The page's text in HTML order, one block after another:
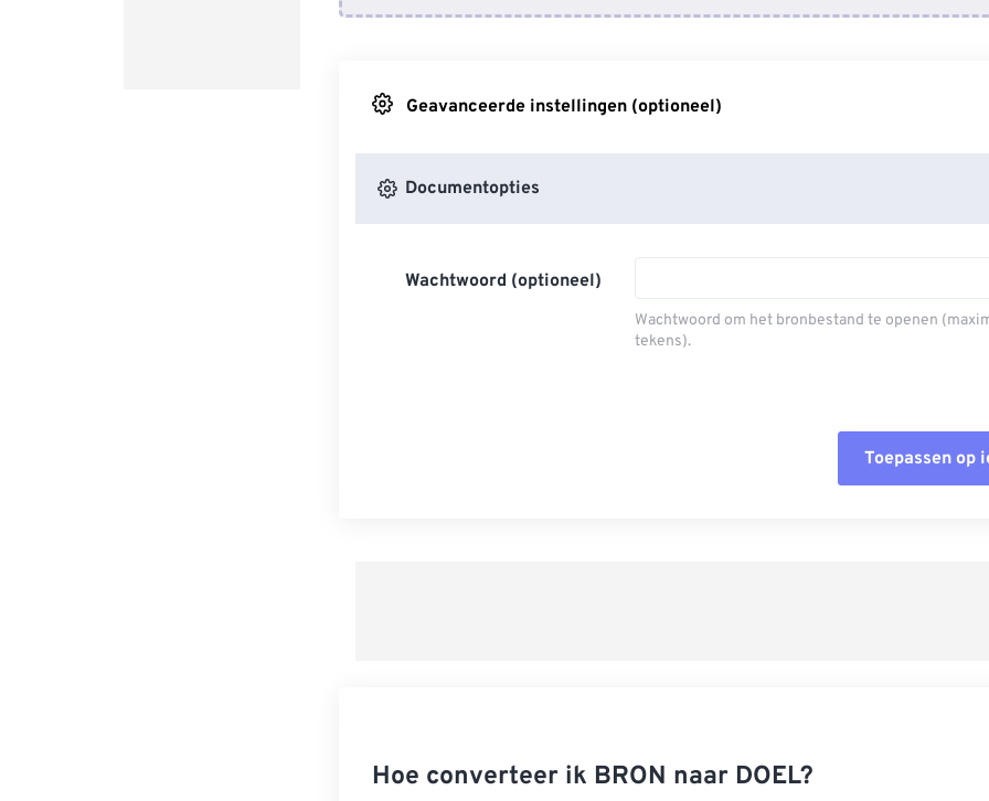
Geavanceerde instellingen (optioneel)
Documentopties
Wachtwoord (optioneel)
Wachtwoord om het bronbestand te openen
tekens).
Toepassen op
Hoe converteer ik BRON naar DOEL?